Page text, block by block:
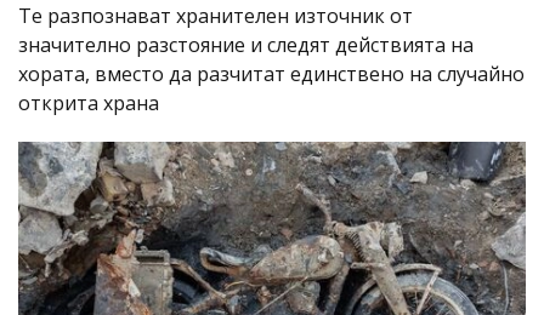
Те разпознават хранителен източник от
значително разстояние и следят действията на
хората, вместо да разчитат единствено на случайно
открита храна